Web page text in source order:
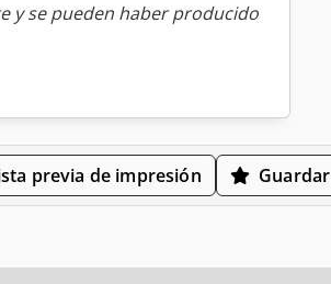
y se pueden haber producido
previa de impresión Guardar